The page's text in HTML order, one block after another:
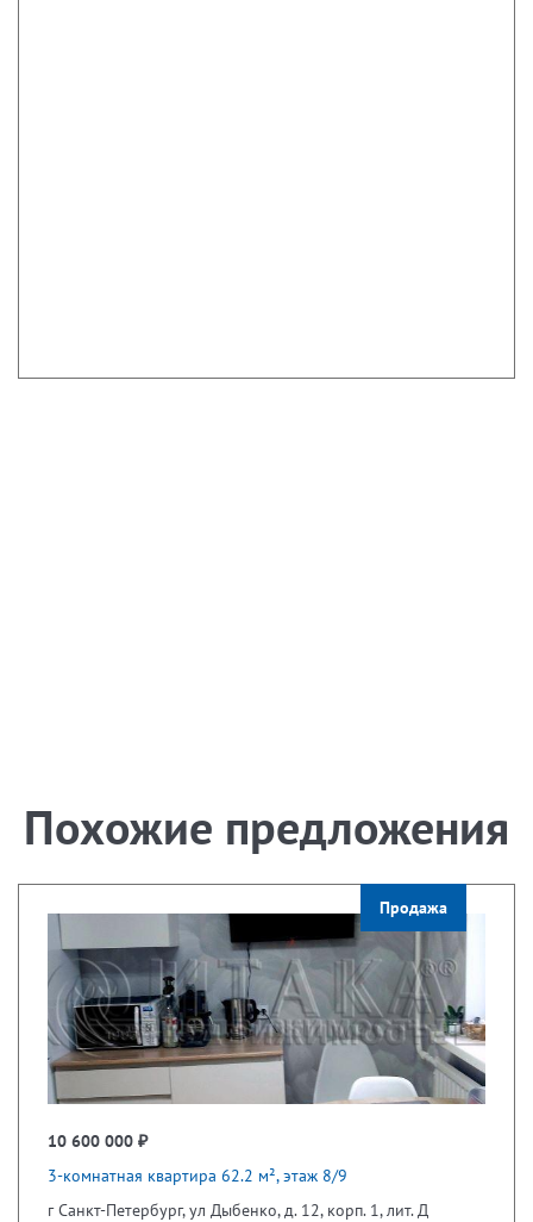
Похожие предложения
Продажа
10 600 000 ₽
3-комнатная квартира 62.2 м², этаж 8/9
г Санкт-Петербург, ул Дыбенко, д. 12, корп. 1, лит. Д